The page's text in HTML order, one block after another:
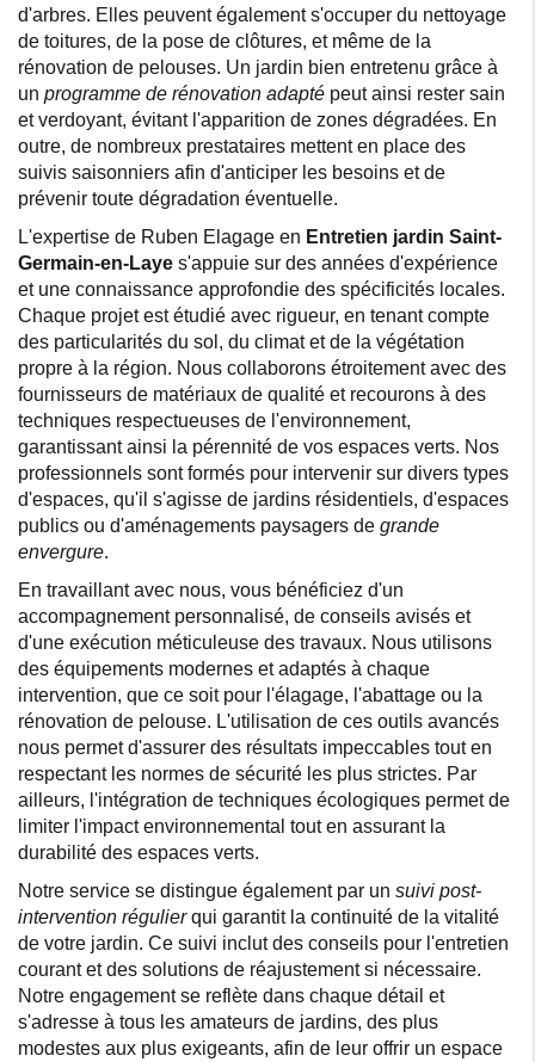
d'arbres. Elles peuvent également s'occuper du nettoyage
de toitures, de la pose de clôtures, et même de la
rénovation de pelouses. Un jardin bien entretenu grâce à
un programme de rénovation adapté peut ainsi rester sain
et verdoyant, évitant l'apparition de zones dégradées. En
outre, de nombreux prestataires mettent en place des
suivis saisonniers afin d'anticiper les besoins et de
prévenir toute dégradation éventuelle.
L'expertise de Ruben Elagage en Entretien jardin Saint-
Germain-en-Laye s'appuie sur des années d'expérience
et une connaissance approfondie des spécificités locales.
Chaque projet est étudié avec rigueur, en tenant compte
des particularités du sol, du climat et de la végétation
propre à la région. Nous collaborons étroitement avec des
fournisseurs de matériaux de qualité et recourons à des
techniques respectueuses de l'environnement,
garantissant ainsi la pérennité de vos espaces verts. Nos
professionnels sont formés pour intervenir sur divers types
d'espaces, qu'il s'agisse de jardins résidentiels, d'espaces
publics ou d'aménagements paysagers de grande
envergure.
En travaillant avec nous, vous bénéficiez d'un
accompagnement personnalisé, de conseils avisés et
d'une exécution méticuleuse des travaux. Nous utilisons
des équipements modernes et adaptés à chaque
intervention, que ce soit pour l'élagage, l'abattage ou la
rénovation de pelouse. L'utilisation de ces outils avancés
nous permet d'assurer des résultats impeccables tout en
respectant les normes de sécurité les plus strictes. Par
ailleurs, l'intégration de techniques écologiques permet de
limiter l'impact environnemental tout en assurant la
durabilité des espaces verts.
Notre service se distingue également par un suivi post-
intervention régulierqui garantit la continuité de la vitalité
de votre jardin. Ce suivi inclut des conseils pour l'entretien
courant et des solutions de réajustement si nécessaire.
Notre engagement se reflète dans chaque détail et
s'adresse à tous les amateurs de jardins, des plus
modestes aux plus exigeants, afin de leur offrir un espace